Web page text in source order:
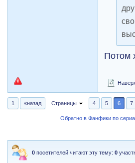
Потом
1 «назад Страницы 4 5 6 7
Обратно в Фанфики по
0 посетителей читают эту тему:0